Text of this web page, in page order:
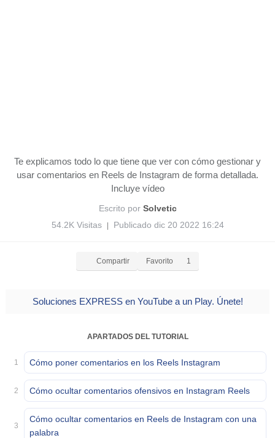
Te explicamos todo lo que tiene que ver con cómo gestionar y
usar comentarios en Reels de Instagram de forma detallada.
Incluye vídeo
Escrito por Solvetic
54.2K Visitas
Publicado dic 20 2022 16:24
Compartir Favorito 1
Soluciones EXPRESS en YouTube a un Play. Únete!
APARTADOS DEL TUTORIAL
1 Cómo poner comentarios en los Reels Instagram
2 Cómo ocultar comentarios ofensivos en Instagram Reels
3
Cómo ocultar comentarios en Reels de Instagram con una
palabra